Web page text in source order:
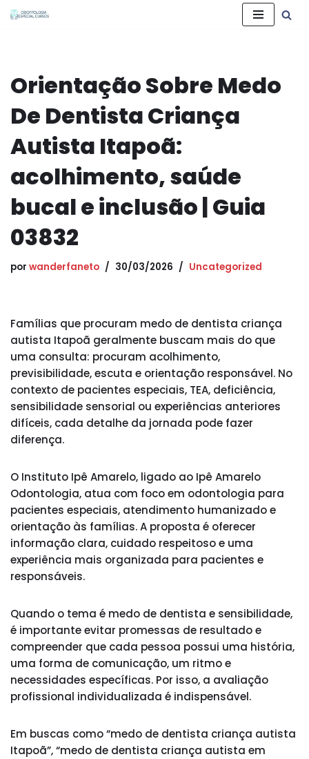
conteúdo
Orientação Sobre Medo
De Dentista Criança
Autista Itapoã:
acolhimento, saúde
bucal e inclusão | Guia
03832
por wanderfaneto 30/03/2026 Uncategorized
Famílias que procuram medo de dentista criança
autista Itapoã geralmente buscam mais do que
uma consulta: procuram acolhimento,
previsibilidade, escuta e orientação responsável. No
contexto de pacientes especiais, TEA, deficiência,
sensibilidade sensorial ou experiências anteriores
difíceis, cada detalhe da jornada pode fazer
diferença.
O Instituto Ipê Amarelo, ligado ao Ipê Amarelo
Odontologia, atua com foco em odontologia para
pacientes especiais, atendimento humanizado e
orientação às famílias. A proposta é oferecer
informação clara, cuidado respeitoso e uma
experiência mais organizada para pacientes e
responsáveis.
Quando o tema é medo de dentista e sensibilidade,
é importante evitar promessas de resultado e
compreender que cada pessoa possui uma história,
uma forma de comunicação, um ritmo e
necessidades específicas. Por isso, a avaliação
profissional individualizada é indispensável.
Em buscas como “medo de dentista criança autista
Itapoã”, “medo de dentista criança autista em